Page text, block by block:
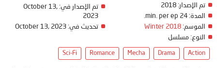
تم الإصدار:
المدة:
الموسم: Winter 2018
النوع: مسلسل
تم الإصدار في: October 13,
2023
تحديث في: October 13, 2023
Action
Drama
Mecha
Romance
Sci-Fi